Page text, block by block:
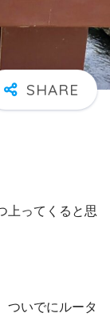
上ってくると思
ついでにルータ